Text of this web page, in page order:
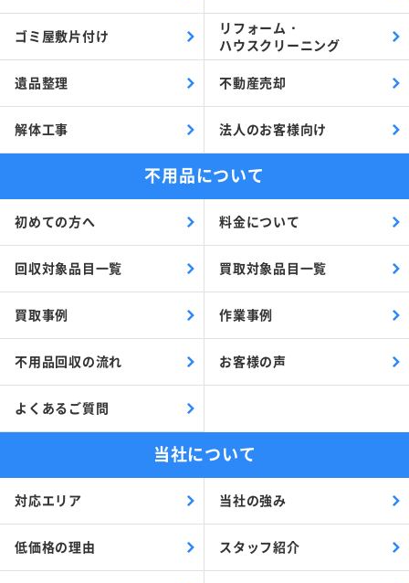
ゴミ屋敷片付け
リフォーム・
ハウスクリーニング
遺品整理 不動産売却
解体工事 法人のお客様向け
不用品について
初めての方へ 料金について
回収対象品目一覧 買取対象品目一覧
買取事例 作業事例
不用品回収の流れ お客様の声
よくあるご質問
当社について
対応エリア 当社の強み
低価格の理由 スタッフ紹介